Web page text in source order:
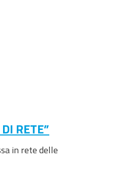
RETE”
in rete delle